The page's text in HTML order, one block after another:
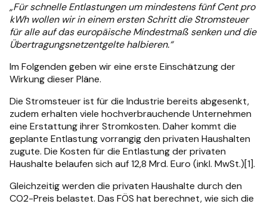
„Für schnelle Entlastungen um mindestens fünf Cent pro
kWh wollen wir in einem ersten Schritt die Stromsteuer
für alle auf das europäische Mindestmaß senken und die
Übertragungsnetzentgelte halbieren.“
Im Folgenden geben wir eine erste Einschätzung der
Wirkung dieser Pläne.
Die Stromsteuer ist für die Industrie bereits abgesenkt,
zudem erhalten viele hochverbrauchende Unternehmen
eine Erstattung ihrer Stromkosten. Daher kommt die
geplante Entlastung vorrangig den privaten Haushalten
zugute. Die Kosten für die Entlastung der privaten
Haushalte belaufen sich auf 12,8 Mrd. Euro (inkl. MwSt.)[1].
Gleichzeitig werden die privaten Haushalte durch den
CO2-Preis belastet. Das FÖS hat berechnet, wie sich die